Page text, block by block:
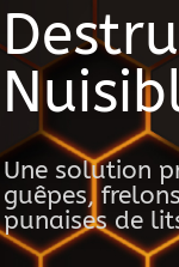
Une solution
guêpes,
punaises de